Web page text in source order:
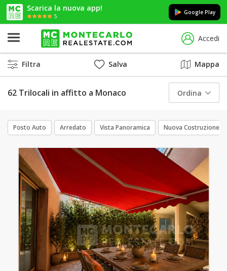
Scarica la nuova app!
5
Google Play
Accedi
Filtra Salva Mappa
62 Trilocali in affitto a Monaco Ordina
Posto Auto Arredato Vista Panoramica Nuova Costruzione